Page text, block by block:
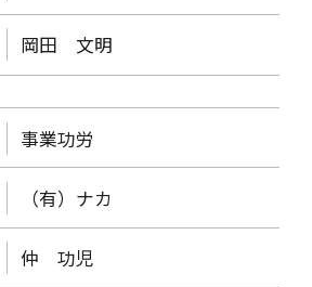
岡田 文明
事業功労
（有）ナカ
仲 功児